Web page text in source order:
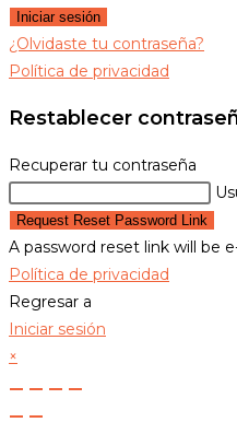
Iniciar sesión
¿Olvidaste tu contraseña?
Política de privacidad
Restablecer
Recuperar tu contraseña
Request Reset Password Link
A password reset link will be
Política de privacidad
Regresar a
Iniciar sesión
×